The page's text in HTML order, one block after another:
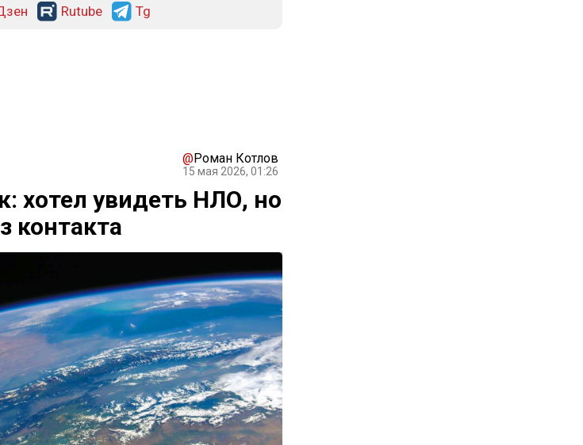
Rutube Tg
@Роман Котлов
15 мая 2026, 01:26
хотел увидеть НЛО, но
контакта